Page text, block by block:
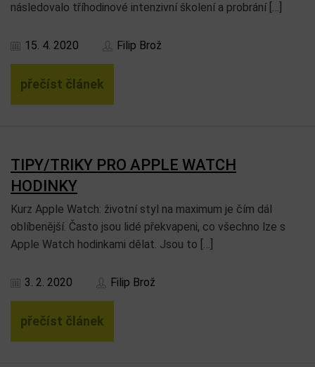
následovalo tříhodinové intenzivní školení a probrání […]
15. 4. 2020 Filip Brož
přečíst článek
TIPY/TRIKY PRO APPLE WATCH
HODINKY
Kurz Apple Watch: životní styl na maximum je čím dál
oblíbenější. Často jsou lidé překvapeni, co všechno lze s
Apple Watch hodinkami dělat. Jsou to […]
3. 2. 2020 Filip Brož
přečíst článek